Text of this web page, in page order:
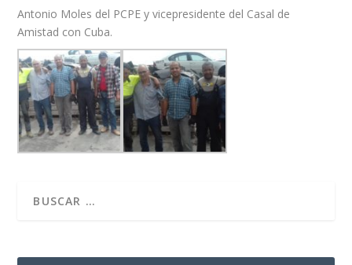
Antonio Moles del PCPE y vicepresidente del Casal de
Amistad con Cuba.